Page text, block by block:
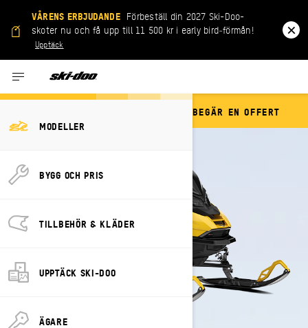
VÅRENS ERBJUDANDE Förbeställ din 2027 Ski-Doo-
skoter nu och få upp till 11 500 kr i early bird‑förmån!
Upptäck
MODELLER
BYGG OCH PRIS
TILLBEHÖR & KLÄDER
UPPTÄCK SKI-DOO
ÄGARE
BEGÄR EN OFFERT